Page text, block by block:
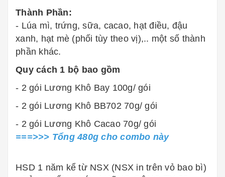
Thành Phần:
- Lúa mì, trứng, sữa, cacao, hạt điều, đậu
xanh, hạt mè (phối tùy theo vị),.. một số thành
phần khác.
Quy cách 1 bộ bao gồm
- 2 gói Lương Khô Bay 100g/ gói
- 2 gói Lương Khô BB702 70g/ gói
- 2 gói Lương Khô Cacao 70g/ gói
===>>> Tổng 480g cho combo này
HSD 1 năm kể từ NSX (NSX in trên vỏ bao bì)